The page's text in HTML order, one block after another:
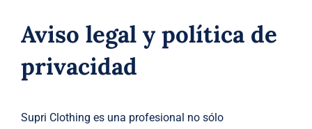
Aviso legal y política de
privacidad
Supri Clothing es una profesional no sólo